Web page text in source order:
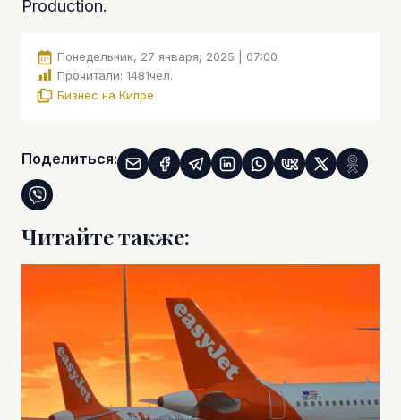
Production.
Понедельник, 27 января, 2025 | 07:00
Прочитали: 1481чел.
Бизнес на Кипре
Поделиться:
Читайте также: